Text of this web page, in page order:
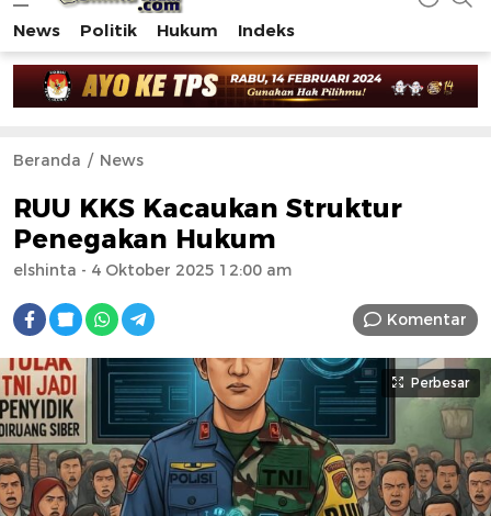
News Politik Hukum Indeks
Beranda News
RUU KKS Kacaukan Struktur
Penegakan Hukum
elshinta - 4 Oktober 2025 12:00 am
Komentar
Perbesar